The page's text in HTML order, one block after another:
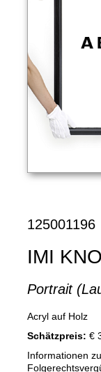
125001196
IMI
Portrait
Acryl auf Holz
Schätzpreis: €
Informationen